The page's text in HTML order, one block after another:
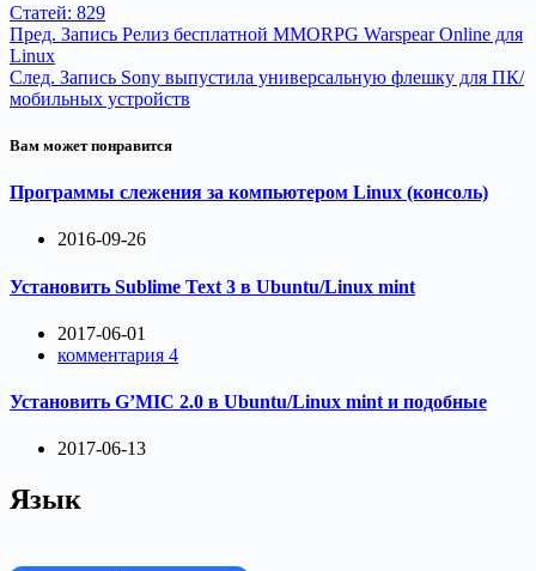
Статей: 829
Пред. Запись Релиз бесплатной MMORPG Warspear Online для
Linux
След. Запись Sony выпустила универсальную флешку для ПК/
мобильных устройств
Вам может понравится
Программы слежения за компьютером Linux (консоль)
2016-09-26
Установить Sublime Text 3 в Ubuntu/Linux mint
2017-06-01
комментария 4
Установить G’MIC 2.0 в Ubuntu/Linux mint и подобные
2017-06-13
Язык